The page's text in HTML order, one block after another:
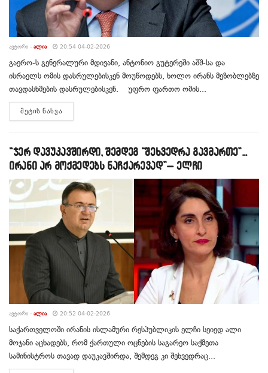
ᲐᲕᲢᲝᲠᲘ - ᲐᲚᲘᲐ 20:54 04-02-2026
გაერო-ს გენერალური მდივანი, ანტონიო გუტერეში აშშ-სა და
ისრაელს ომის დასრულებისკენ მოუწოდებს, ხოლო ირანს მეზობლებზე
თავდასხმების დასრულებისკენ. უფრო ფართო ომის...
ᲛᲔᲢᲘᲡ ᲜᲐᲮᲕᲐ
“ჯერ დავუკავშირდი, შემდეგ “შეხვედრა გავმართე”…
ირანი არ მოქმედებს ნაჩქარევად”– ელჩი
ᲐᲕᲢᲝᲠᲘ - ᲐᲚᲘᲐ 20:52 04-02-2026
საქართველოში ირანის ისლამური რესპუბლიკის ელჩი სეიედ ალი
მოჯანი აცხადებს, რომ ქართული ოცნების საგარეო საქმეთა
სამინისტროს თავად დაუკავშირდა, შემდეგ კი შეხვედრაც...